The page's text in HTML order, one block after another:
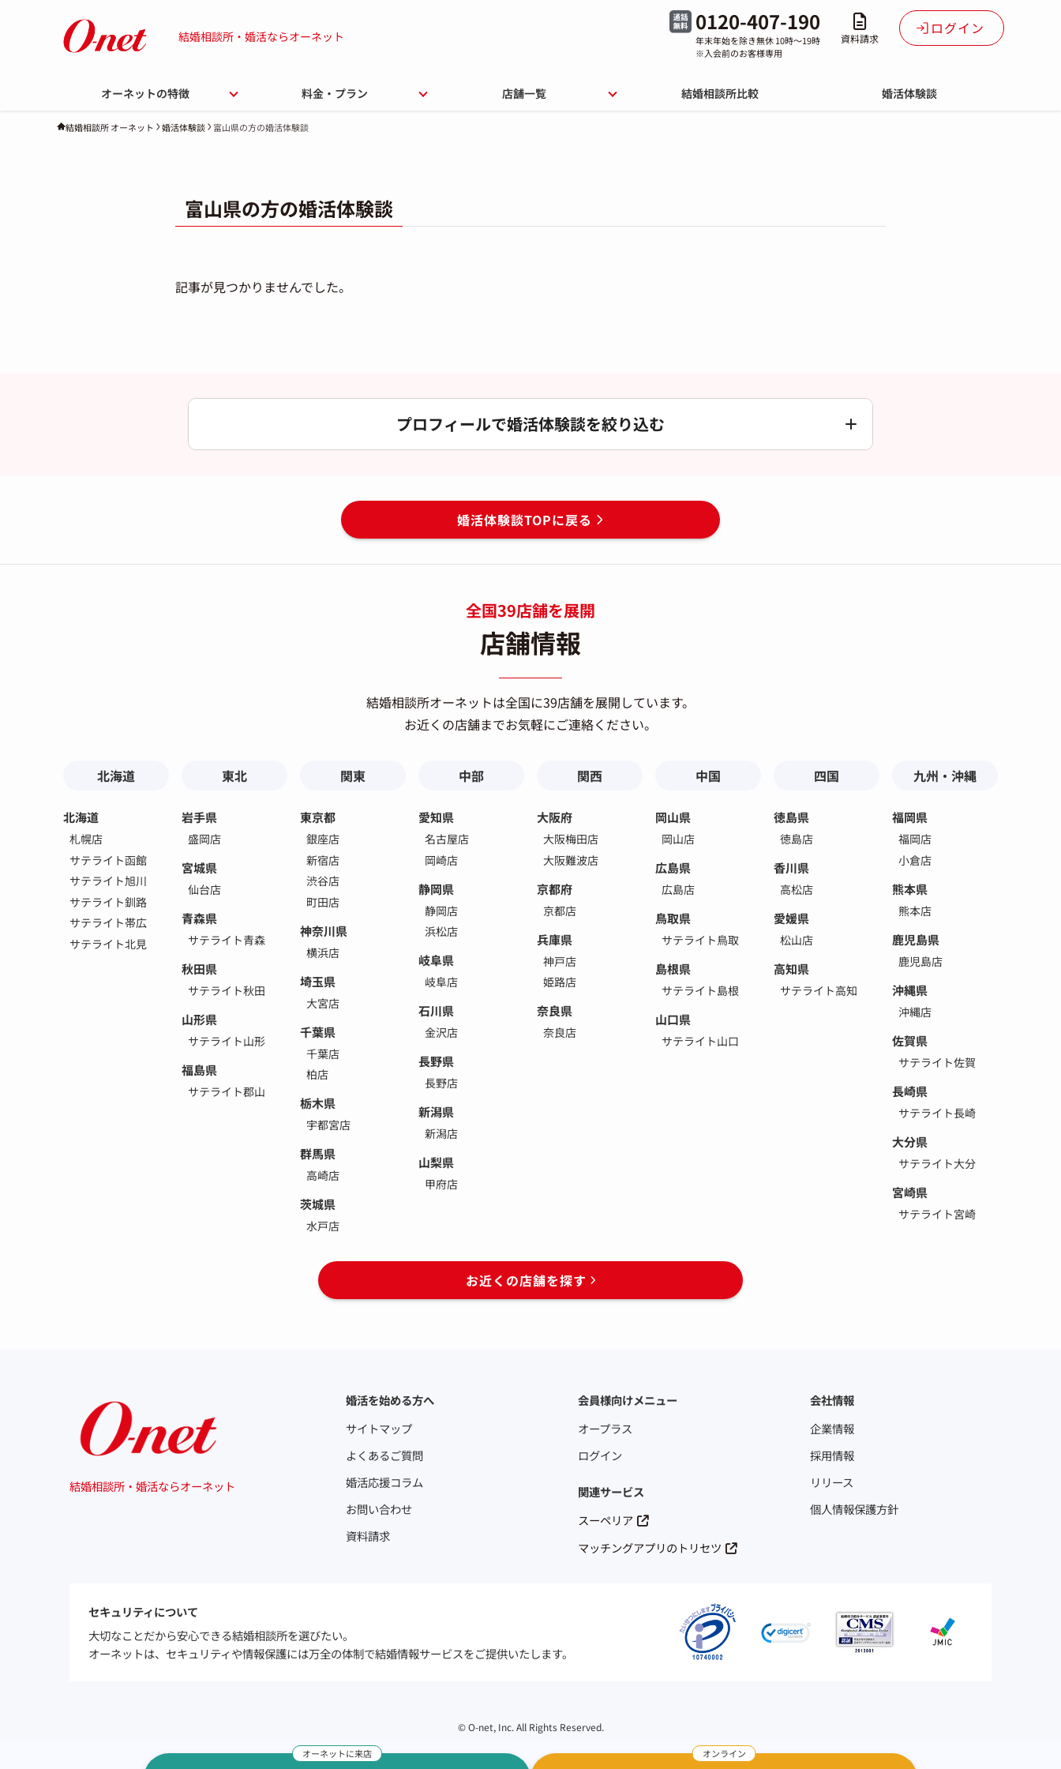
結婚相談所・婚活ならオーネット
0120-407-190
年末年始を除き無休 10時～19時
※入会前のお客様専用
資料請求
ログイン
オーネットの特徴 料金・プラン 店舗一覧 結婚相談所比較 婚活体験談
結婚相談所 オーネット 婚活体験談 富山県の方の婚活体験談
富山県の方の婚活体験談
記事が見つかりませんでした。
プロフィールで婚活体験談を絞り込む
婚活体験談TOPに戻る
全国39店舗を展開
店舗情報
結婚相談所オーネットは全国に39店舗を展開しています。
お近くの店舗までお気軽にご連絡ください。
北海道
北海道
札幌店
サテライト函館
サテライト旭川
サテライト釧路
サテライト帯広
サテライト北見
東北
岩手県
盛岡店
宮城県
仙台店
青森県
サテライト青森
秋田県
サテライト秋田
山形県
サテライト山形
福島県
サテライト郡山
関東
東京都
銀座店
新宿店
渋谷店
町田店
神奈川県
横浜店
埼玉県
大宮店
千葉県
千葉店
柏店
栃木県
宇都宮店
群馬県
高崎店
茨城県
水戸店
中部
愛知県
名古屋店
岡崎店
静岡県
静岡店
浜松店
岐阜県
岐阜店
石川県
金沢店
長野県
長野店
新潟県
新潟店
山梨県
甲府店
関西
大阪府
大阪梅田店
大阪難波店
京都府
京都店
兵庫県
神戸店
姫路店
奈良県
奈良店
中国
岡山県
岡山店
広島県
広島店
鳥取県
サテライト鳥取
島根県
サテライト島根
山口県
サテライト山口
四国
徳島県
徳島店
香川県
高松店
愛媛県
松山店
高知県
サテライト高知
九州・沖縄
福岡県
福岡店
小倉店
熊本県
熊本店
鹿児島県
鹿児島店
沖縄県
沖縄店
佐賀県
サテライト佐賀
長崎県
サテライト長崎
大分県
サテライト大分
宮崎県
サテライト宮崎
お近くの店舗を探す
結婚相談所・婚活ならオーネット
婚活を始める方へ
サイトマップ
よくあるご質問
婚活応援コラム
お問い合わせ
資料請求
会員様向けメニュー
オープラス
ログイン
関連サービス
スーペリア
マッチングアプリのトリセツ
会社情報
企業情報
採用情報
リリース
個人情報保護方針
セキュリティについて
大切なことだから安心できる結婚相談所を選びたい。
オーネットは、セキュリティや情報保護には万全の体制で結婚情報サービスをご提供いたします。
©O-net, Inc. All Rights Reserved.